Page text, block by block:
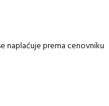
naplaćuje prema cenovniku